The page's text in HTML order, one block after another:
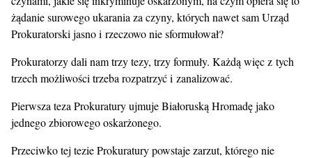
żądanie surowego ukarania za czyny, których nawet sam Urząd
Prokuratorski jasno i rzeczowo nie sformułował?
Prokuratorzy dali nam trzy tezy, trzy formuły. Każdą więc z tych
trzech możliwości trzeba rozpatrzyć i zanalizować.
Pierwsza teza Prokuratury ujmuje Białoruską Hromadę jako
jednego zbiorowego oskarżonego.
Przeciwko tej tezie Prokuratury powstaje zarzut, którego nie